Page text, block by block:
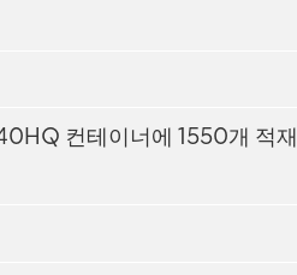
컨테이너에 1550개 적재